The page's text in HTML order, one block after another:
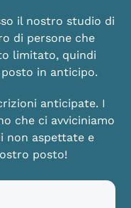
il nostro studio di
di persone che
limitato, quindi
in anticipo.
anticipate. I
che ci avviciniamo
non aspettate e
posto!